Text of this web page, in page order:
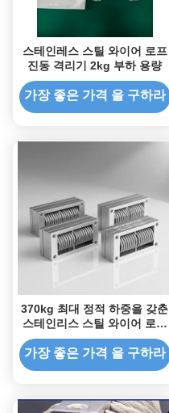
스테인레스 스틸 와이어 로프
진동 격리기 2kg 부하 용량
가장 좋은 가격 을 구하라
370kg 최대 정적 하중을 갖춘
스테인리스 스틸 와이어 로프
아이솔레이터 (해양 충격 및
진동 감쇠용)
가장 좋은 가격 을 구하라